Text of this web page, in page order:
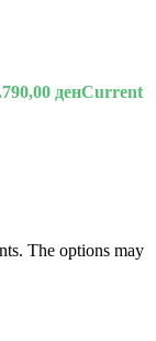
790,00 денCurrent
The options may